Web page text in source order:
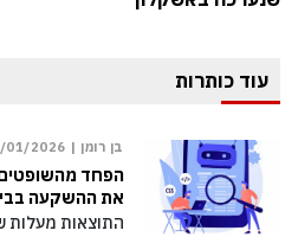
עוד כותרות
בן רומן | 01/2026
הפחד מהשופטים
את ההשקעה
התוצאות מעלות